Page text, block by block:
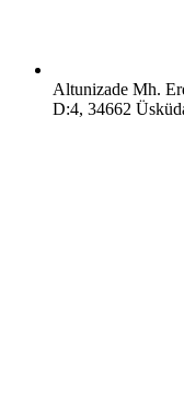
Altunizade Mh.
D:4, 34662